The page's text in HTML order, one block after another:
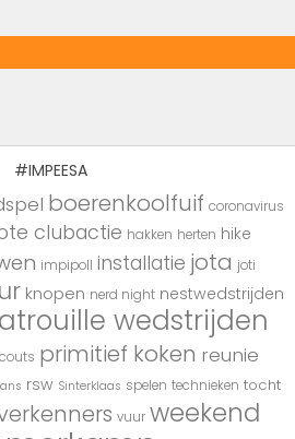
#IMPEESA
boerenkoolfuif coronavirus
clubactie hakken herten hike
impipoll installatie jota joti
knopen nerd night nestwedstrijden
wedstrijden
primitief koken reunie
rsw Sinterklaas spelen technieken tocht
vuur weekend